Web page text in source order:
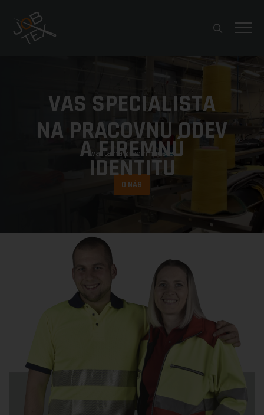
VÁŠ ŠPECIALISTA
NA PRACOVNÚ ODEV
A FIREMNÚ
IDENTITU
Kvalita na prvom mieste!
O NÁS